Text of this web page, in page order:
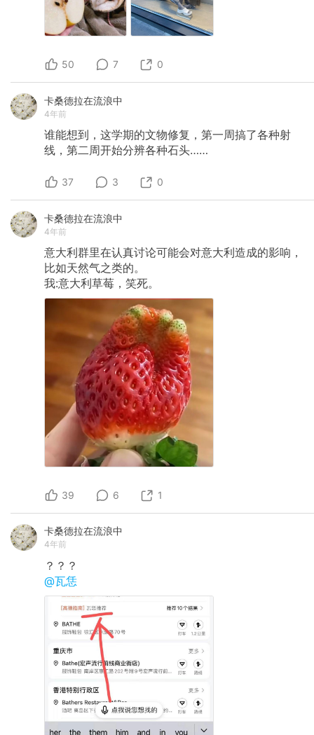
50 7 0
卡桑德拉在流浪中
4年前
谁能想到，这学期的文物修复，第一周搞了各种射
线，第二周开始分辨各种石头……
37 3 0
卡桑德拉在流浪中
4年前
意大利群里在认真讨论可能会对意大利造成的影响，
比如天然气之类的。
我:意大利草莓，笑死。
39 6 1
卡桑德拉在流浪中
4年前
？？？
@瓦恁